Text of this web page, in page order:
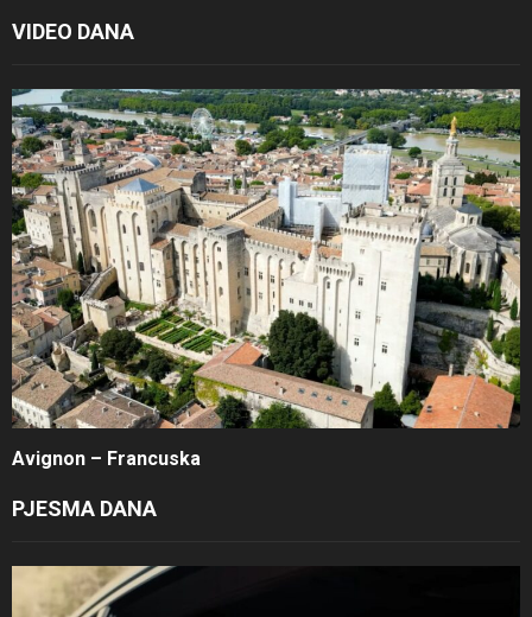
VIDEO DANA
Avignon – Francuska
PJESMA DANA